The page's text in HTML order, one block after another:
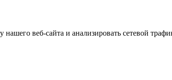
веб-сайта и анализировать сетевой